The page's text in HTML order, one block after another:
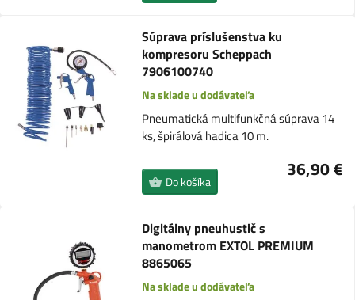
Súprava príslušenstva ku
kompresoru Scheppach
7906100740
Na sklade u dodávateľa
Pneumatická multifunkčná súprava 14
ks, špirálová hadica 10 m.
36,90 €
Do košíka
Digitálny pneuhustič s
manometrom EXTOL PREMIUM
8865065
Na sklade u dodávateľa